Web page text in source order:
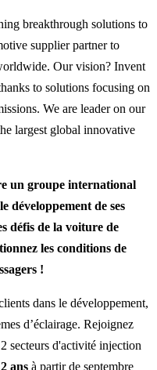
breakthrough solutions to
supplier partner to
Our vision? Invent
to solutions focusing on
We are leader on our
largest global innovative
un groupe international
développement de ses
défis de la voiture de
les conditions de
!
dans le développement,
d’éclairage. Rejoignez
secteurs d'activité injection
2 ans à partir de septembre